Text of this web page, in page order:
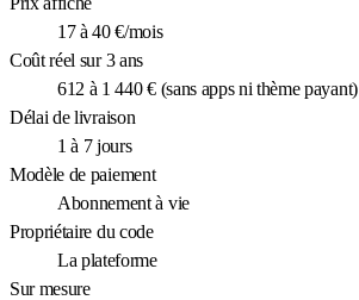
17 à 40 €/mois
Coût réel sur 3 ans
612 à 1 440 € (sans apps ni thème payant)
Délai de livraison
1 à 7 jours
Modèle de paiement
Abonnement à vie
Propriétaire du code
La plateforme
Sur mesure